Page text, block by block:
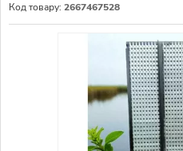
Код товару: 2667467528